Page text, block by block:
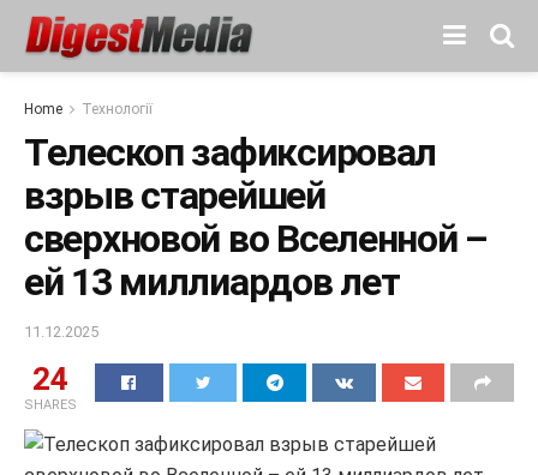
Home Технології
Телескоп зафиксировал
взрыв старейшей
сверхновой во Вселенной –
ей 13 миллиардов лет
11.12.2025
24
SHARES